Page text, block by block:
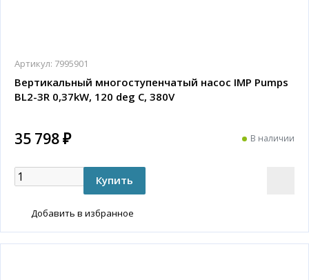
Артикул: 7995901
Вертикальный многоступенчатый насос IMP Pumps
BL2-3R 0,37kW, 120 deg C, 380V
35 798 ₽ В наличии
Добавить в избранное